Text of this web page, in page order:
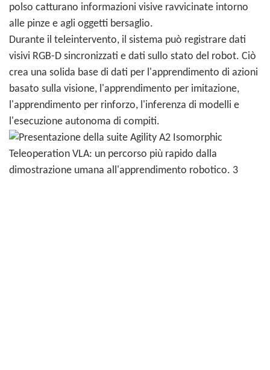
polso catturano informazioni visive ravvicinate intorno
alle pinze e agli oggetti bersaglio.
Durante il teleintervento, il sistema può registrare dati
visivi RGB-D sincronizzati e dati sullo stato del robot. Ciò
crea una solida base di dati per l'apprendimento di azioni
basato sulla visione, l'apprendimento per imitazione,
l'apprendimento per rinforzo, l'inferenza di modelli e
l'esecuzione autonoma di compiti.